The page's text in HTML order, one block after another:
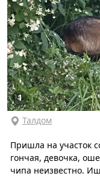
1
Талдом
Пришла на участок
гончая, девочка,
чипа неизвестно.